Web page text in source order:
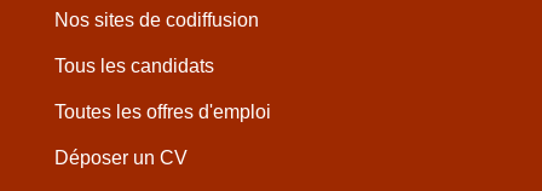
Nos sites de codiffusion
Tous les candidats
Toutes les offres d'emploi
Déposer un CV